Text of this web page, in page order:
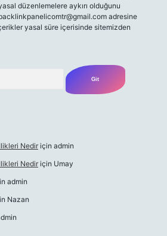
düzenlemelere aykırı olduğunu
adresine
yasal süre içerisinde sitemizden
Nedir için admin
Nedir için Umay
admin
Nazan